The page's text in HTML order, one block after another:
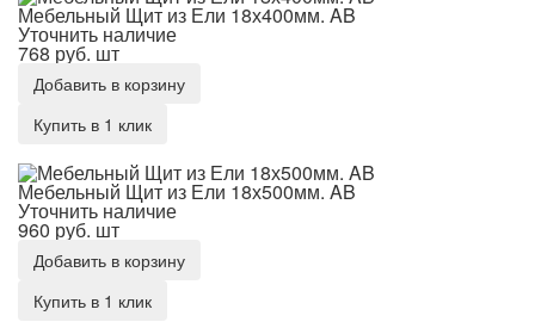
Мебельный Щит из Ели 18х400мм. AB
Уточнить наличие
768 руб. шт
Добавить в корзину
Купить в 1 клик
Мебельный Щит из Ели 18х500мм. AB
Уточнить наличие
960 руб. шт
Добавить в корзину
Купить в 1 клик